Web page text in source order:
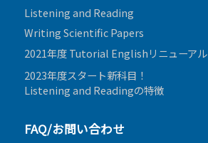
Listening and Reading
Writing Scientific Papers
2021年度 Tutorial Englishリニューアル
2023年度スタート新科目！
Listening and Readingの特徴
FAQ/お問い合わせ